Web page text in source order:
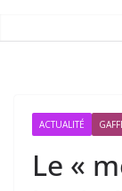
ACTUALITÉ
Le «